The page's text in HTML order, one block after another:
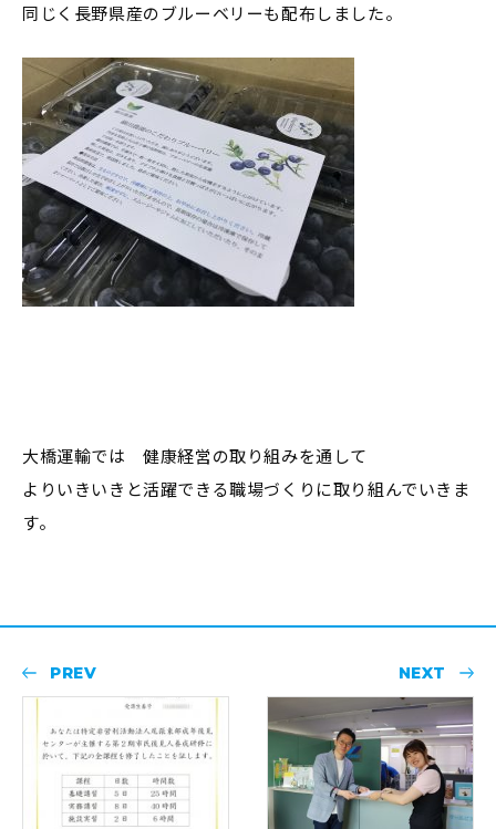
同じく長野県産のブルーベリーも配布しました。
大橋運輸では 健康経営の取り組みを通して
よりいきいきと活躍できる職場づくりに取り組んでいきま
す。
PREV NEXT